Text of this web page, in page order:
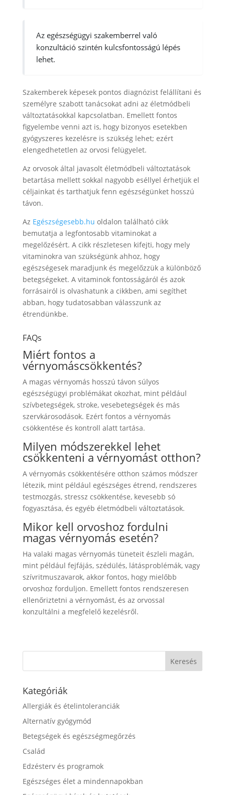
Az egészségügyi szakemberrel való
konzultáció szintén kulcsfontosságú lépés
lehet.
Szakemberek képesek pontos diagnózist felállítani és
személyre szabott tanácsokat adni az életmódbeli
változtatásokkal kapcsolatban. Emellett fontos
figyelembe venni azt is, hogy bizonyos esetekben
gyógyszeres kezelésre is szükség lehet; ezért
elengedhetetlen az orvosi felügyelet.
Az orvosok által javasolt életmódbeli változtatások
betartása mellett sokkal nagyobb eséllyel érhetjük el
céljainkat és tarthatjuk fenn egészségünket hosszú
távon.
Az Egészségesebb.hu oldalon található cikk
bemutatja a legfontosabb vitaminokat a
megelőzésért. A cikk részletesen kifejti, hogy mely
vitaminokra van szükségünk ahhoz, hogy
egészségesek maradjunk és megelőzzük a különböző
betegségeket. A vitaminok fontosságáról és azok
forrásairól is olvashatunk a cikkben, ami segíthet
abban, hogy tudatosabban válasszunk az
étrendünkbe.
FAQs
Miért fontos a
vérnyomáscsökkentés?
A magas vérnyomás hosszú távon súlyos
egészségügyi problémákat okozhat, mint például
szívbetegségek, stroke, vesebetegségek és más
szervkárosodások. Ezért fontos a vérnyomás
csökkentése és kontroll alatt tartása.
Milyen módszerekkel lehet
csökkenteni a vérnyomást otthon?
A vérnyomás csökkentésére otthon számos módszer
létezik, mint például egészséges étrend, rendszeres
testmozgás, stressz csökkentése, kevesebb só
fogyasztása, és egyéb életmódbeli változtatások.
Mikor kell orvoshoz fordulni
magas vérnyomás esetén?
Ha valaki magas vérnyomás tüneteit észleli magán,
mint például fejfájás, szédülés, látásproblémák, vagy
szívritmuszavarok, akkor fontos, hogy mielőbb
orvoshoz forduljon. Emellett fontos rendszeresen
ellenőriztetni a vérnyomást, és az orvossal
konzultálni a megfelelő kezelésről.
Kategóriák
Allergiák és ételintoleranciák
Alternatív gyógymód
Betegségek és egészségmegőrzés
Család
Edzésterv és programok
Egészséges élet a mindennapokban